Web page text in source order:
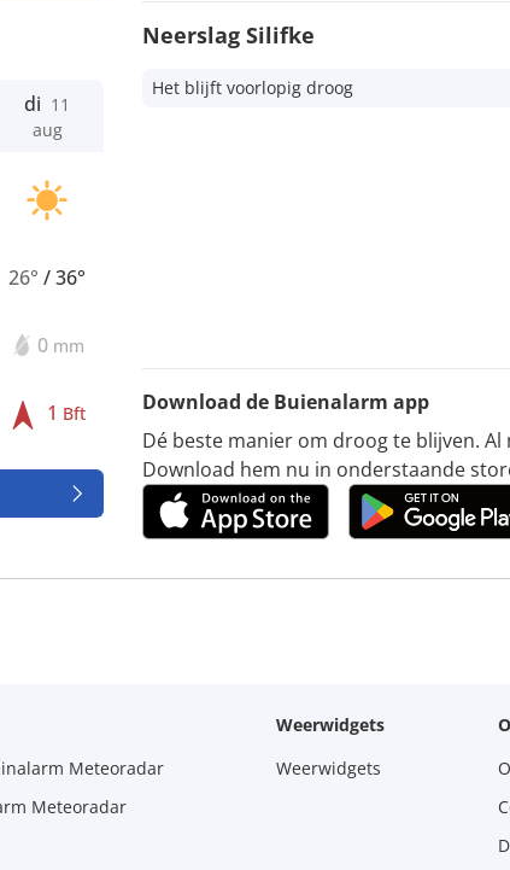
di 11
aug
26°/36°
0 mm
1 Bft
Neerslag Silifke
Het blijft voorlopig droog
Download de Buienalarm app
Dé beste manier om droog te blijven.
Download hem nu in onderstaande
Meteoradar
Meteoradar
Weerwidgets
Weerwidgets